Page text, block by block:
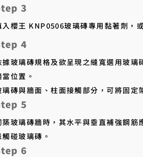
3
入櫻王 KNP0506玻璃磚專用黏著劑，
4
據玻璃磚規格及欲呈現之縫寬選用玻璃
當位置。
璃磚與牆面、柱面接觸部分，可將固定
5
築玻璃磚牆時，其水平與垂直補強鋼筋
觸碰玻璃磚。
6